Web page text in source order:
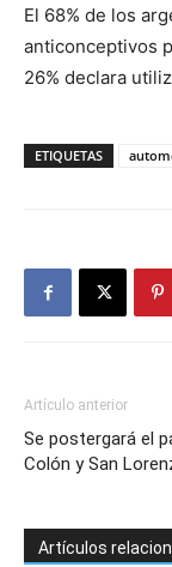
El 68% de los
anticonceptivos
26% declara
ETIQUETAS
Artículo anterior
Se postergará el
Colón y San
Artículos